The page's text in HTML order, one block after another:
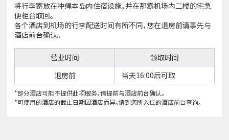
将行李寄放在冲绳本岛内住宿设施，并在那霸机场内二楼的宅急
便柜台取回。
各个酒店到机场的行李配送时间有所不同，您在退房前请事先与
酒店前台确认。
营业时间
领取时间
退房前
当天16:00后可取
*部分酒店可能不提供此项服务，请提前与酒店前台确认。
*可使用的酒店的截止日期因酒店而异。请到您所入住的酒店前台查询。